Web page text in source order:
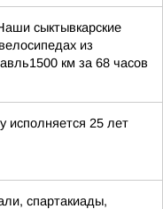
сыктывкарские
из
км за 68 часов
исполняется 25 лет
спартакиады,